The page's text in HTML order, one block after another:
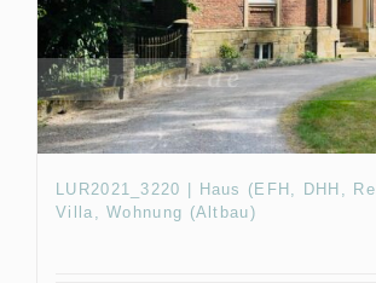
LUR2021_3220 | Haus (EFH, DHH,
Villa, Wohnung (Altbau)